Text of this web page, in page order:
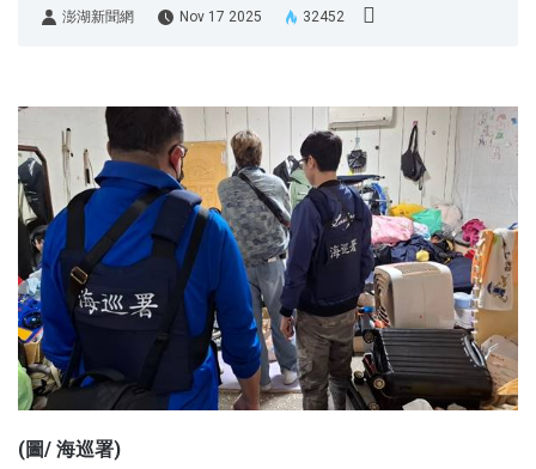
澎湖新聞網 Nov 17 2025 32452
(圖/ 海巡署)